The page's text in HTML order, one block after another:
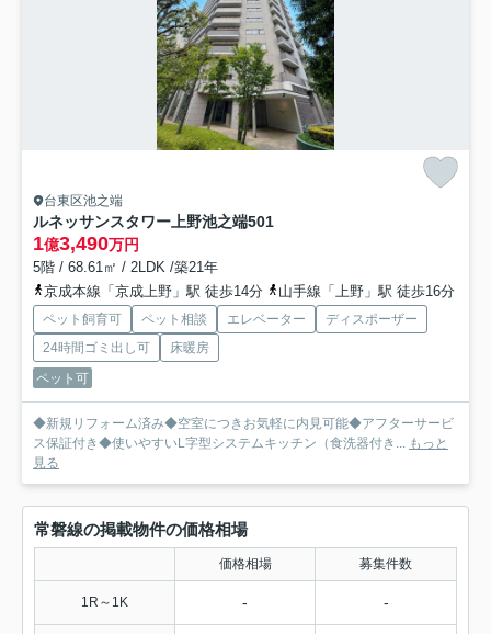
台東区池之端
ルネッサンスタワー上野池之端501
1億3,490万円
5階 / 68.61㎡ / 2LDK /築21年
京成本線「京成上野」駅 徒歩14分
山手線「上野」駅 徒歩16分
ペット飼育可 ペット相談 エレベーター
ディスポーザー
24時間ゴミ出し可
床暖房
ペット可
◆新規リフォーム済み◆空室につきお気軽に内見可能◆アフターサービ
ス保証付き◆使いやすいL字型システムキッチン（食洗器付き... もっと
見る
常磐線の掲載物件の価格相場
価格相場 募集件数
1R～1K - -